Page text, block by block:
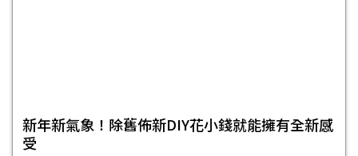
新年新氣象！除舊佈新DIY花小錢就能擁有全新感
受